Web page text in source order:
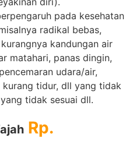
pada kesehatan
radikal bebas,
kandungan air
matahari, panas dingin,
udara/air,
tidur, dll yang tidak
tidak sesuai dll.
Rp.